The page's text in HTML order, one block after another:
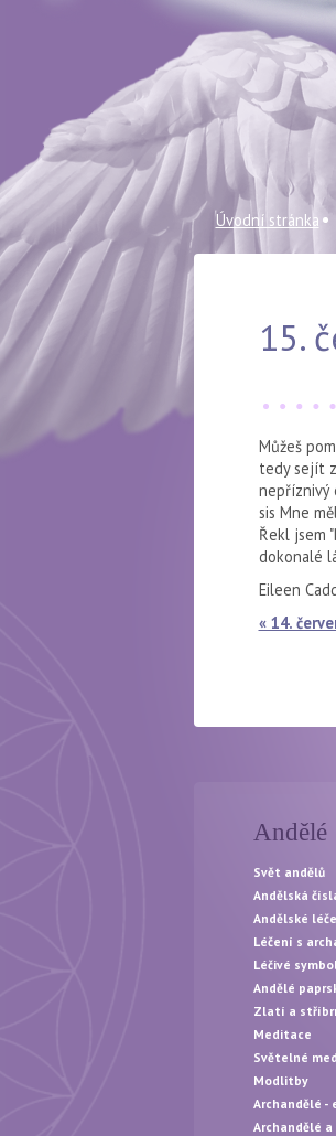
Úvodní stránka
15.
Můžeš
tedy sejít
nepříznivý
sis Mne
Řekl jsem
dokonalé
Eileen
« 14.
Andělé
Svět andělů
Andělská
Andělské
Léčení s
Léčivé
Andělé
Zlatí a
Meditace
Světelné
Modlitby
Archandělé -
Archandělé a